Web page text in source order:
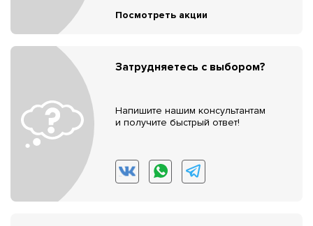
Посмотреть акции
Затрудняетесь с выбором?
Напишите нашим консультантам
и получите быстрый ответ!